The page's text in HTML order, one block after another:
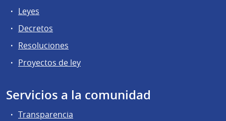
Leyes
Decretos
Resoluciones
Proyectos de ley
Servicios a la comunidad
Transparencia